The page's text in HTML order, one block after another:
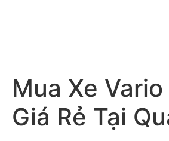
Mua Xe Vario
Giá Rẻ Tại